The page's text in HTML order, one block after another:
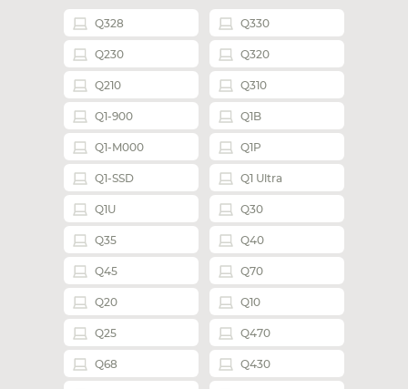
Q328 Q330
Q230 Q320
Q210 Q310
Q1-900 Q1B
Q1-M000 Q1P
Q1-SSD Q1 Ultra
Q1U Q30
Q35 Q40
Q45 Q70
Q20 Q10
Q25 Q470
Q68 Q430